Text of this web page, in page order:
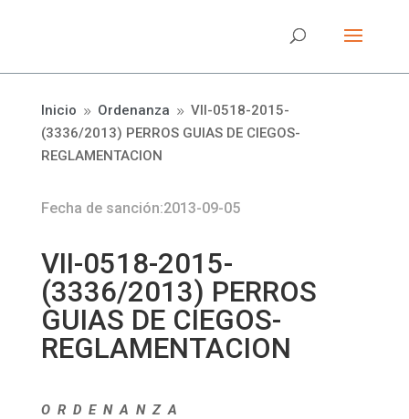
Inicio 9 Ordenanza 9 VII-0518-2015-
(3336/2013) PERROS GUIAS DE CIEGOS-
REGLAMENTACION
Fecha de sanción:2013-09-05
VII-0518-2015-
(3336/2013) PERROS
GUIAS DE CIEGOS-
REGLAMENTACION
O R D E N A N Z A